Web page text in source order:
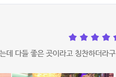
데 다들 좋은 곳이라고 칭찬하더라구